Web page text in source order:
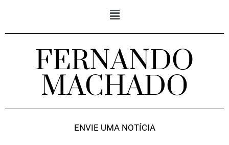
FERNANDO
MACHADO
ENVIE UMA NOTÍCIA